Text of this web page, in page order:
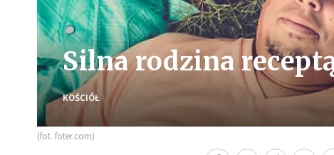
Silna rodzina
KOŚCIÓŁ
(fot. foter.com)